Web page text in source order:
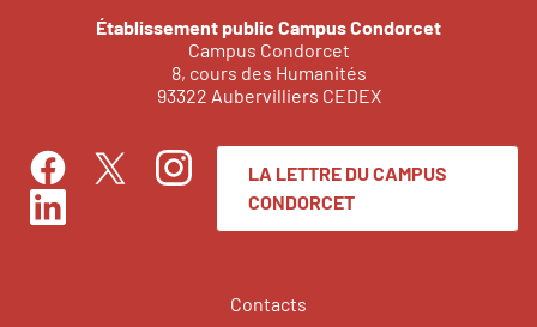
Établissement public Campus Condorcet
Campus Condorcet
8, cours des Humanités
93322 Aubervilliers CEDEX
FacebookTwitterInstagram
LinkedIn
LA LETTRE DU CAMPUS
CONDORCET
Contacts